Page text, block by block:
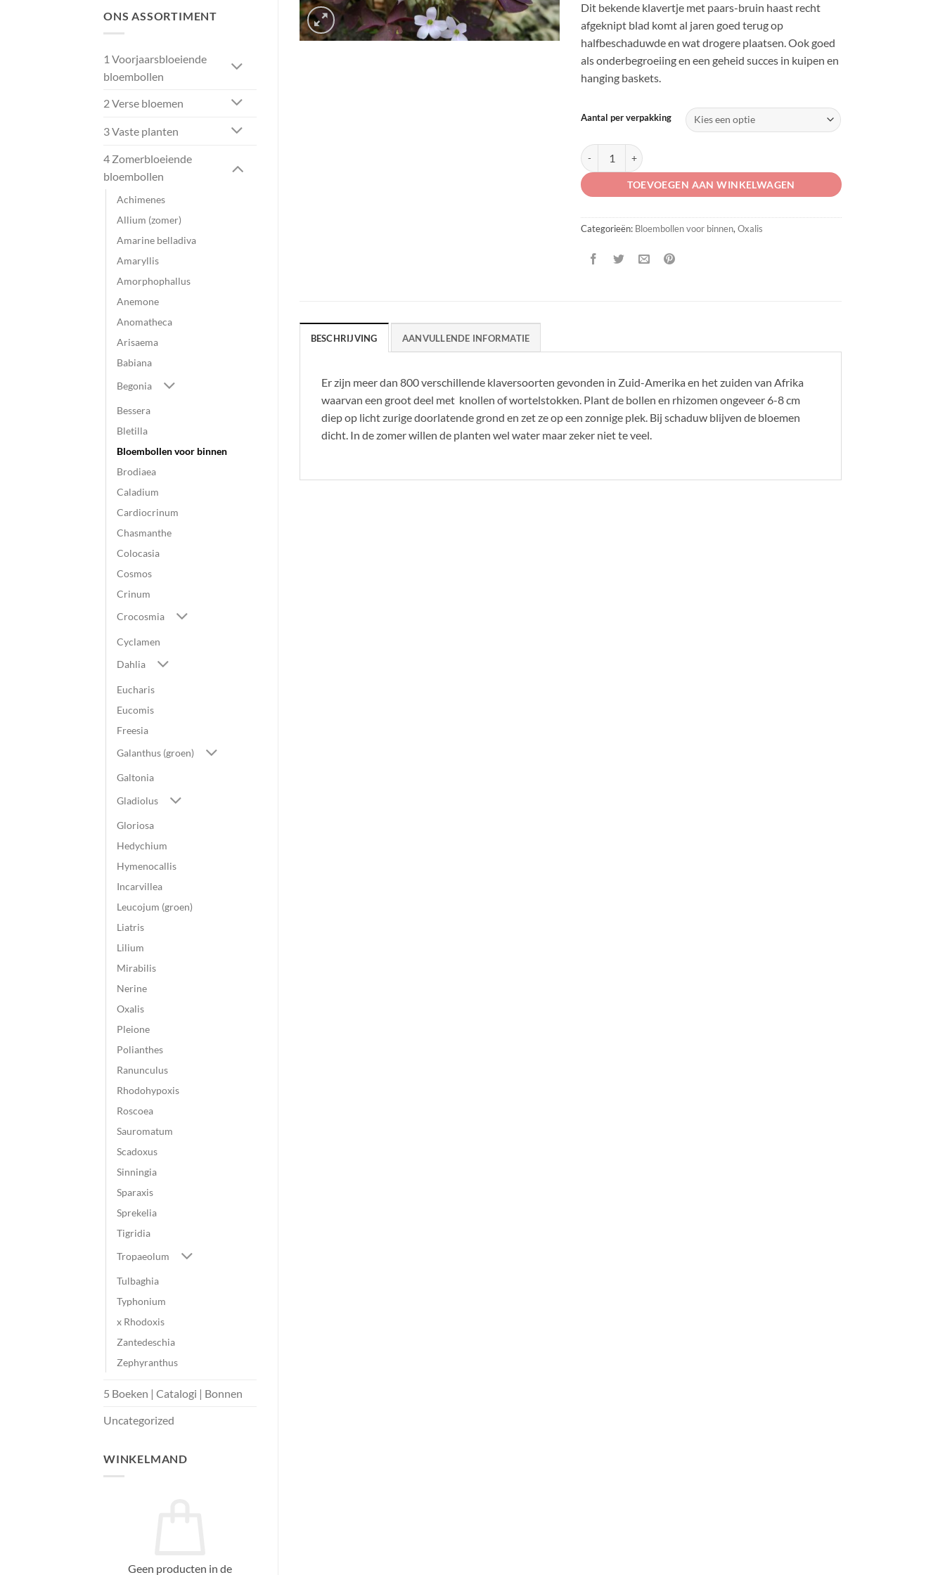
ONS ASSORTIMENT
1 Voorjaarsbloeiende
bloembollen
2 Verse bloemen
3 Vaste planten
4 Zomerbloeiende
bloembollen
Achimenes
Allium (zomer)
Amarine belladiva
Amaryllis
Amorphophallus
Anemone
Anomatheca
Arisaema
Babiana
Begonia
Bessera
Bletilla
Bloembollen voor binnen
Brodiaea
Caladium
Cardiocrinum
Chasmanthe
Colocasia
Cosmos
Crinum
Crocosmia
Cyclamen
Dahlia
Eucharis
Eucomis
Freesia
Galanthus (groen)
Galtonia
Gladiolus
Gloriosa
Hedychium
Hymenocallis
Incarvillea
Leucojum (groen)
Liatris
Lilium
Mirabilis
Nerine
Oxalis
Pleione
Polianthes
Ranunculus
Rhodohypoxis
Roscoea
Sauromatum
Scadoxus
Sinningia
Sparaxis
Sprekelia
Tigridia
Tropaeolum
Tulbaghia
Typhonium
x Rhodoxis
Zantedeschia
Zephyranthus
5 Boeken | Catalogi | Bonnen
Uncategorized
WINKELMAND
Geen producten in de
Dit bekende klavertje met paars-bruin haast recht
afgeknipt blad komt al jaren goed terug op
halfbeschaduwde en wat drogere plaatsen. Ook goed
als onderbegroeiing en een geheid succes in kuipen en
hanging baskets.
Aantal per verpakking
Oxalis triangularis aantal
TOEVOEGEN AAN WINKELWAGEN
Categorieën: Bloembollen voor binnen,Oxalis
BESCHRIJVING AANVULLENDE INFORMATIE
Er zijn meer dan 800 verschillende klaversoorten gevonden in Zuid-Amerika en het zuiden van Afrika
waarvan een groot deel met knollen of wortelstokken. Plant de bollen en rhizomen ongeveer 6-8 cm
diep op licht zurige doorlatende grond en zet ze op een zonnige plek. Bij schaduw blijven de bloemen
dicht. In de zomer willen de planten wel water maar zeker niet te veel.